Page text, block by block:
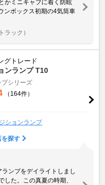
かミニキャブに着く防眩
ンボックス初期の4気筒車
ラック）
グトレード
ンランプ T10
プシリーズ
（164件）
ションランプ
を探す
ンプをデイライトしまし
た。この真夏の時期、